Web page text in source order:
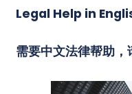
Legal Help in
需要中文法律帮助